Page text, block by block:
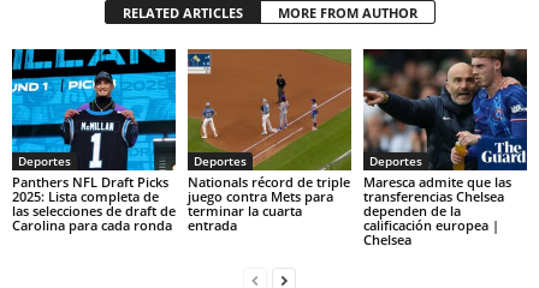
RELATED ARTICLES MORE FROM AUTHOR
Deportes
Panthers NFL Draft Picks
2025: Lista completa de
las selecciones de draft de
Carolina para cada ronda
Deportes
Nationals récord de triple
juego contra Mets para
terminar la cuarta
entrada
Deportes
Maresca admite que las
transferencias Chelsea
dependen de la
calificación europea |
Chelsea